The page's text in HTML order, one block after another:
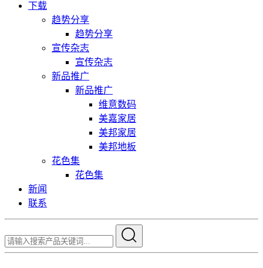
下载
趋势分享
趋势分享
宣传杂志
宣传杂志
新品推广
新品推广
维意数码
美嘉家居
美邦家居
美邦地板
花色集
花色集
新闻
联系